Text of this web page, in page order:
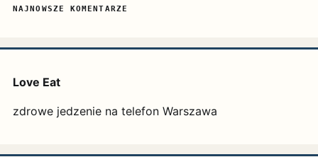
NAJNOWSZE KOMENTARZE
Love Eat
zdrowe jedzenie na telefon Warszawa